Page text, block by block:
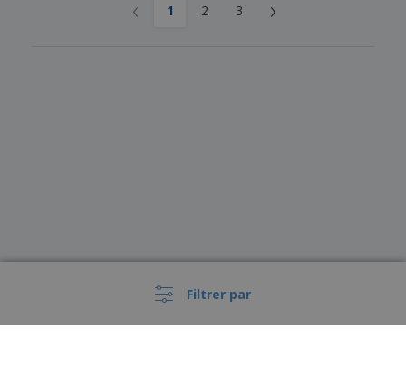
Filtrer par
‹ 1 2 3 ›